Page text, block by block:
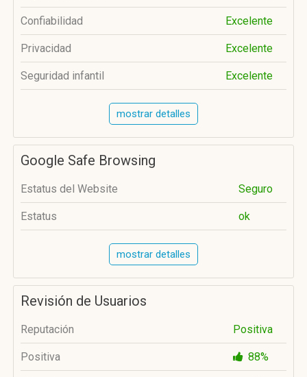
Confiabilidad Excelente
Privacidad Excelente
Seguridad infantil Excelente
mostrar detalles
Google Safe Browsing
Estatus del Website Seguro
Estatus ok
mostrar detalles
Revisión de Usuarios
Reputación Positiva
Positiva 88%